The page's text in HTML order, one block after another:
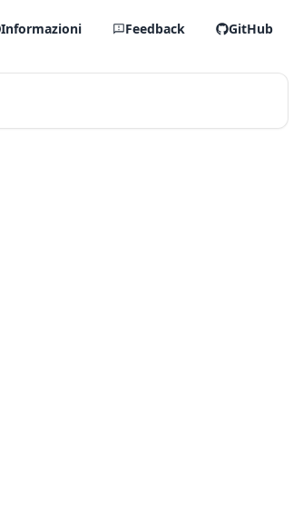
Informazioni Feedback GitHub